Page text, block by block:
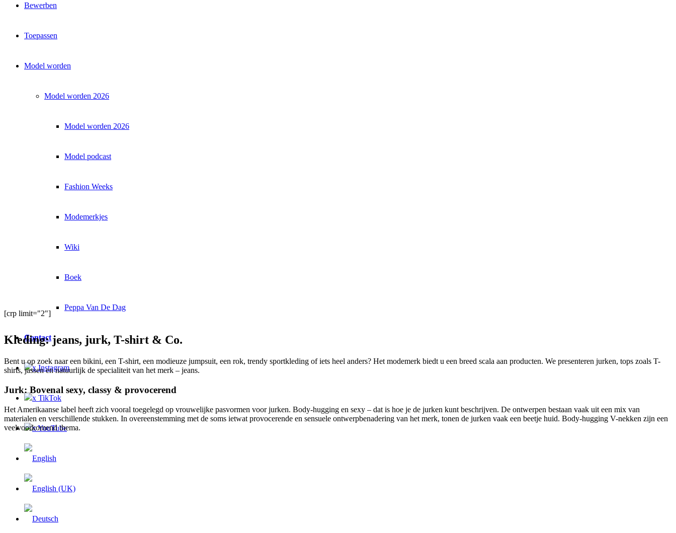
Bewerben
Toepassen
Model worden
Model worden 2026
Model worden 2026
Model podcast
Fashion Weeks
Modemerkjes
Wiki
Boek
Peppa Van De Dag
Contact
x Instagram
x TikTok
x YouTube
[crp limit="2"]
Kleding: jeans, jurk, T-shirt & Co.
Bent u op zoek naar een bikini, een T-shirt, een modieuze jumpsuit, een rok, trendy sportkleding of iets heel anders? Het modemerk biedt u een breed scala aan producten. We presenteren jurken, tops zoals T-
shirts, jassen en natuurlijk de specialiteit van het merk – jeans.
Jurk: Bovenal sexy, classy & provocerend
Het Amerikaanse label heeft zich vooral toegelegd op vrouwelijke pasvormen voor jurken. Body-hugging en sexy – dat is hoe je de jurken kunt beschrijven. De ontwerpen bestaan vaak uit een mix van
materialen en verschillende stukken. In overeenstemming met de soms ietwat provocerende en sensuele ontwerpbenadering van het merk, tonen de jurken vaak een beetje huid. Body-hugging V-nekken zijn een
veelvoorkomend thema.